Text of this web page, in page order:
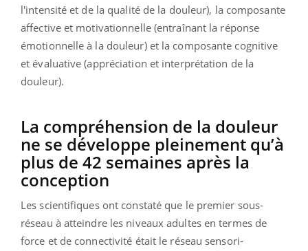
l'intensité et de la qualité de la douleur), la composante
affective et motivationnelle (entraînant la réponse
émotionnelle à la douleur) et la composante cognitive
et évaluative (appréciation et interprétation de la
douleur).
La compréhension de la douleur
ne se développe pleinement qu’à
plus de 42 semaines après la
conception
Les scientifiques ont constaté que le premier sous-
réseau à atteindre les niveaux adultes en termes de
force et de connectivité était le réseau sensori-